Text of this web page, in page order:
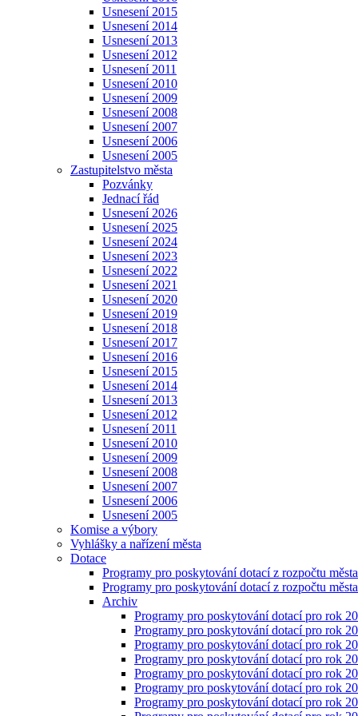
Usnesení 2015
Usnesení 2014
Usnesení 2013
Usnesení 2012
Usnesení 2011
Usnesení 2010
Usnesení 2009
Usnesení 2008
Usnesení 2007
Usnesení 2006
Usnesení 2005
Zastupitelstvo města
Pozvánky
Jednací řád
Usnesení 2026
Usnesení 2025
Usnesení 2024
Usnesení 2023
Usnesení 2022
Usnesení 2021
Usnesení 2020
Usnesení 2019
Usnesení 2018
Usnesení 2017
Usnesení 2016
Usnesení 2015
Usnesení 2014
Usnesení 2013
Usnesení 2012
Usnesení 2011
Usnesení 2010
Usnesení 2009
Usnesení 2008
Usnesení 2007
Usnesení 2006
Usnesení 2005
Komise a výbory
Vyhlášky a nařízení města
Dotace
Programy pro poskytování dotací z rozpočtu
Programy pro poskytování dotací z rozpočtu
Archiv
Programy pro poskytování dotací pro rok
Programy pro poskytování dotací pro rok
Programy pro poskytování dotací pro rok
Programy pro poskytování dotací pro rok
Programy pro poskytování dotací pro rok
Programy pro poskytování dotací pro rok
Programy pro poskytování dotací pro rok